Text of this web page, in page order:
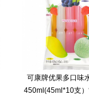
可康牌优果多口味
450ml(45ml*10支